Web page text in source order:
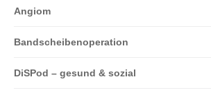
Angiom
Bandscheibenoperation
DiSPod – gesund & sozial